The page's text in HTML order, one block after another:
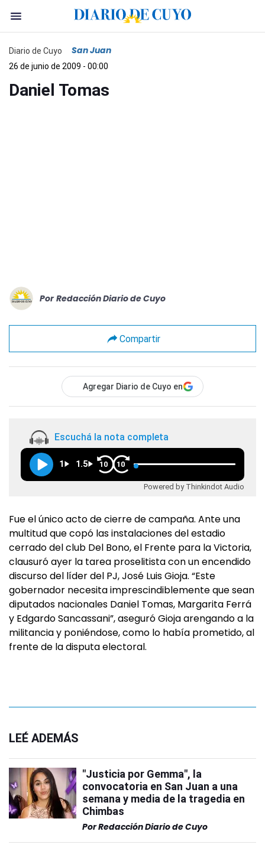
Diario de Cuyo San Juan
26 de junio de 2009 - 00:00
Daniel Tomas
Por Redacción Diario de Cuyo
Compartir
Agregar Diario de Cuyo en
Escuchá la nota completa
1 1.5 10 10
Powered by Thinkindot Audio
Fue el único acto de cierre de campaña. Ante una
multitud que copó las instalaciones del estadio
cerrado del club Del Bono, el Frente para la Victoria,
clausuró ayer la tarea proselitista con un encendido
discurso del líder del PJ, José Luis Gioja. “Este
gobernador necesita imprescindiblemente que sean
diputados nacionales Daniel Tomas, Margarita Ferrá
y Edgardo Sancassani”, aseguró Gioja arengando a la
militancia y poniéndose, como lo había prometido, al
frente de la disputa electoral.
LEÉ ADEMÁS
"Justicia por Gemma", la
convocatoria en San Juan a una
semana y media de la tragedia en
Chimbas
PorRedacción Diario de Cuyo